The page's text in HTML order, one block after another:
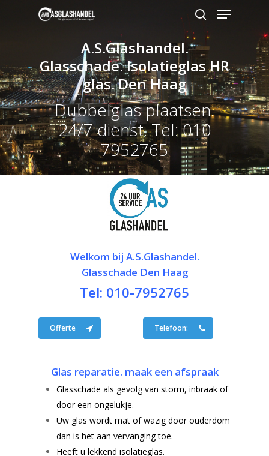
Hit enter to search or ESC to close
A.S.Glashandel.
Glasschade. Isolatieglas HR
glas. Den Haag
Dubbelglas plaatsen.
24/7 dienst. Tel: 010
7952765
Welkom bij A.S.Glashandel.
Glasschade Den Haag
Tel: 010-7952765
Offerte Telefoon:
Glas reparatie. maak een afspraak
Glasschade als gevolg van storm, inbraak of
door een ongelukje.
Uw glas wordt mat of wazig door ouderdom
dan is het aan vervanging toe.
Heeft u lekkend isolatieglas.